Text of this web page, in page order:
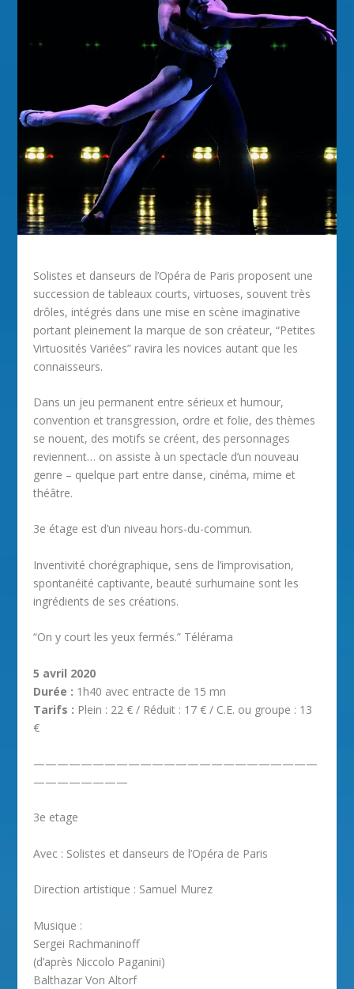
Solistes et danseurs de l’Opéra de Paris proposent une
succession de tableaux courts, virtuoses, souvent très
drôles, intégrés dans une mise en scène imaginative
portant pleinement la marque de son créateur, “Petites
Virtuosités Variées” ravira les novices autant que les
connaisseurs.
Dans un jeu permanent entre sérieux et humour,
convention et transgression, ordre et folie, des thèmes
se nouent, des motifs se créent, des personnages
reviennent… on assiste à un spectacle d’un nouveau
genre – quelque part entre danse, cinéma, mime et
théâtre.
3e étage est d’un niveau hors-du-commun.
Inventivité chorégraphique, sens de l’improvisation,
spontanéité captivante, beauté surhumaine sont les
ingrédients de ses créations.
“On y court les yeux fermés.” Télérama
5 avril 2020
Durée : 1h40 avec entracte de 15 mn
Tarifs : Plein : 22 € / Réduit : 17 € / C.E. ou groupe : 13
€
————————————————————————
————————
3e etage
Avec : Solistes et danseurs de l’Opéra de Paris
Direction artistique : Samuel Murez
Musique :
Sergei Rachmaninoff
(d’après Niccolo Paganini)
Balthazar Von Altorf